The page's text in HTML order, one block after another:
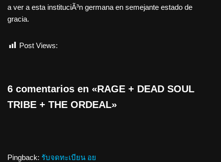
a ver a esta instituciÃ³n germana en semejante estado de
gracia.
Post Views:
6 comentarios en «RAGE + DEAD SOUL
TRIBE + THE ORDEAL»
Pingback: รับจดทะเบียน อย